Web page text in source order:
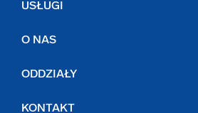
USŁUGI
O NAS
ODDZIAŁY
KONTAKT